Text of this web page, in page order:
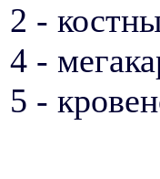
2 -
4 -
5 -